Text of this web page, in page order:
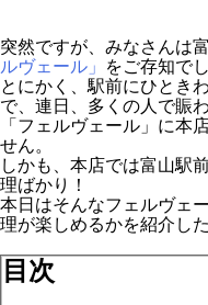
突然ですが、みなさんは
ルヴェール」
をご存知で
とにかく、駅前にひとき
で、連日、多くの人で賑
「フェルヴェール」に本
せん。
しかも、本店では富山駅
理ばかり！
本日はそんなフェルヴェ
理が楽しめるかを紹介し
目次